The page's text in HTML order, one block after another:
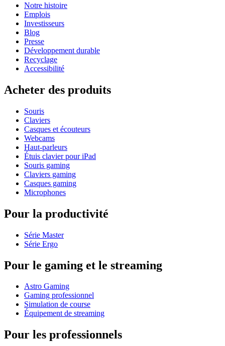
Notre histoire
Emplois
Investisseurs
Blog
Presse
Développement durable
Recyclage
Accessibilité
Acheter des produits
Souris
Claviers
Casques et écouteurs
Webcams
Haut-parleurs
Étuis clavier pour iPad
Souris gaming
Claviers gaming
Casques gaming
Microphones
Pour la productivité
Série Master
Série Ergo
Pour le gaming et le streaming
Astro Gaming
Gaming professionnel
Simulation de course
Équipement de streaming
Pour les professionnels